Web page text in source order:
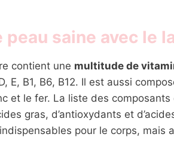
peau saine avec le
contient une multitude de
E, B1, B6, B12. Il est aussi
et le fer. La liste des
gras, d’antioxydants et
pour le corps, mais